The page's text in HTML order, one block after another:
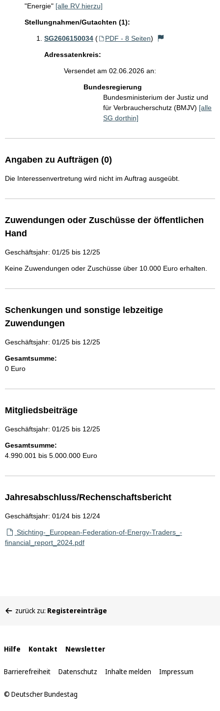
"Energie" [alle RV hierzu]
Stellungnahmen/Gutachten (1):
SG2606150034 ( PDF - 8 Seiten)
Adressatenkreis:
Versendet am 02.06.2026 an:
Bundesregierung
Bundesministerium der Justiz und
für Verbraucherschutz (BMJV) [alle
SG dorthin]
Angaben zu Aufträgen (0)
Die Interessenvertretung wird nicht im Auftrag ausgeübt.
Zuwendungen oder Zuschüsse der öffentlichen
Hand
Geschäftsjahr: 01/25 bis 12/25
Keine Zuwendungen oder Zuschüsse über 10.000 Euro erhalten.
Schenkungen und sonstige lebzeitige
Zuwendungen
Geschäftsjahr: 01/25 bis 12/25
Gesamtsumme:
0 Euro
Mitgliedsbeiträge
Geschäftsjahr: 01/25 bis 12/25
Gesamtsumme:
4.990.001 bis 5.000.000 Euro
Jahresabschluss/Rechenschaftsbericht
Geschäftsjahr: 01/24 bis 12/24
Stichting-_European-Federation-of-Energy-Traders_-
financial_report_2024.pdf
befinden
zurück zu: Registereinträge
Interne
Links
Hilfe Kontakt Newsletter
Barrierefreiheit Datenschutz Inhalte melden Impressum
© Deutscher Bundestag